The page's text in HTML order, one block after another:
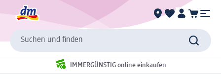
Suchen und finden
IMMERGÜNSTIG online einkaufen